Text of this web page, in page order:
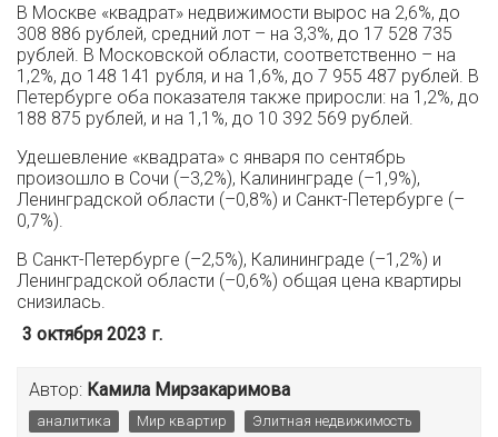
В Москве «квадрат» недвижимости вырос на 2,6%, до
308 886 рублей, средний лот – на 3,3%, до 17 528 735
рублей. В Московской области, соответственно – на
1,2%, до 148 141 рубля, и на 1,6%, до 7 955 487 рублей. В
Петербурге оба показателя также приросли: на 1,2%, до
188 875 рублей, и на 1,1%, до 10 392 569 рублей.
Удешевление «квадрата» с января по сентябрь
произошло в Сочи (–3,2%), Калининграде (–1,9%),
Ленинградской области (–0,8%) и Санкт-Петербурге (–
0,7%).
В Санкт-Петербурге (–2,5%), Калининграде (–1,2%) и
Ленинградской области (–0,6%) общая цена квартиры
снизилась.
3 октября 2023 г.
Автор: Камила Мирзакаримова
аналитика Мир квартир Элитная недвижимость